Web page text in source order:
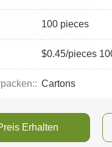
100 pieces
$0.45/pieces
Cartons
Erhalten